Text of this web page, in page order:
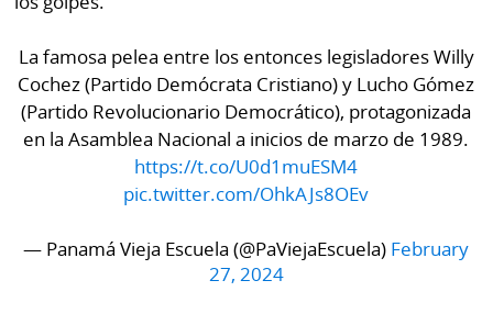
La famosa pelea entre los entonces legisladores Willy
Cochez (Partido Demócrata Cristiano) y Lucho Gómez
(Partido Revolucionario Democrático), protagonizada
en la Asamblea Nacional a inicios de marzo de 1989.
https://t.co/U0d1muESM4
pic.twitter.com/OhkAJs8OEv
— Panamá Vieja Escuela (@PaViejaEscuela) February
27, 2024